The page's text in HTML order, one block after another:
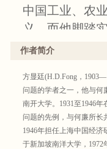
中国工业、农
义，而他脚踏
国内人士尽管
史是公平的、
述，就一定会
术成就，以及
作者简介
方显廷(H.D.Fong，
问题的学者之一，他与何
南开大学。1931至1946
问题的先例，与何廉所长
1946年担任上海中国经
于新加坡南洋大学，